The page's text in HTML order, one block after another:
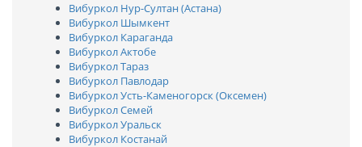
Вибуркол Нур-Султан (Астана)
Вибуркол Шымкент
Вибуркол Караганда
Вибуркол Актобе
Вибуркол Тараз
Вибуркол Павлодар
Вибуркол Усть-Каменогорск (Оксемен)
Вибуркол Семей
Вибуркол Уральск
Вибуркол Костанай